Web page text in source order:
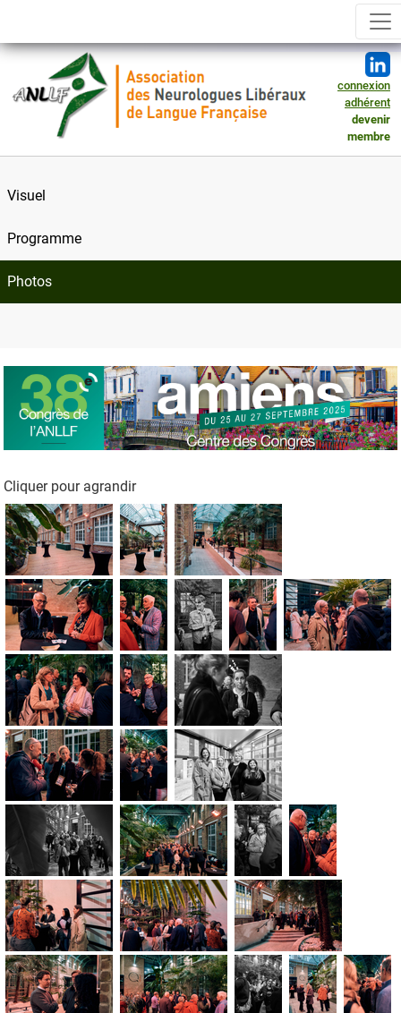
connexion
adhérent
devenir
membre
Visuel
Programme
Photos
Cliquer pour agrandir